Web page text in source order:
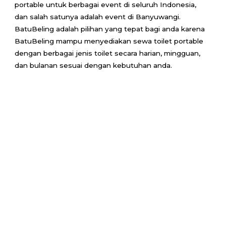
portable untuk berbagai event di seluruh Indonesia,
dan salah satunya adalah event di Banyuwangi.
BatuBeling adalah pilihan yang tepat bagi anda karena
BatuBeling mampu menyediakan sewa toilet portable
dengan berbagai jenis toilet secara harian, mingguan,
dan bulanan sesuai dengan kebutuhan anda.